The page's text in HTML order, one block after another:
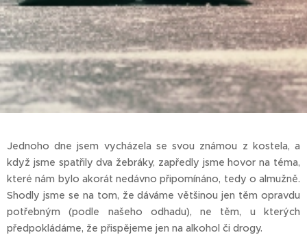
Jednoho dne jsem vycházela se svou známou z kostela, a
když jsme spatřily dva žebráky, zapředly jsme hovor na téma,
které nám bylo akorát nedávno připomínáno, tedy o almužně.
Shodly jsme se na tom, že dáváme většinou jen těm opravdu
potřebným (podle našeho odhadu), ne těm, u kterých
předpokládáme, že přispějeme jen na alkohol či drogy.